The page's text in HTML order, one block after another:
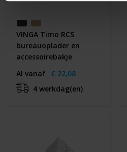
VINGA Timo RCS
bureauoplader en
accessoirebakje
Al vanaf € 22,08
4 werkdag(en)